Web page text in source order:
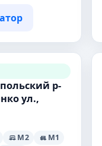
р-
ул.,
M2
M1